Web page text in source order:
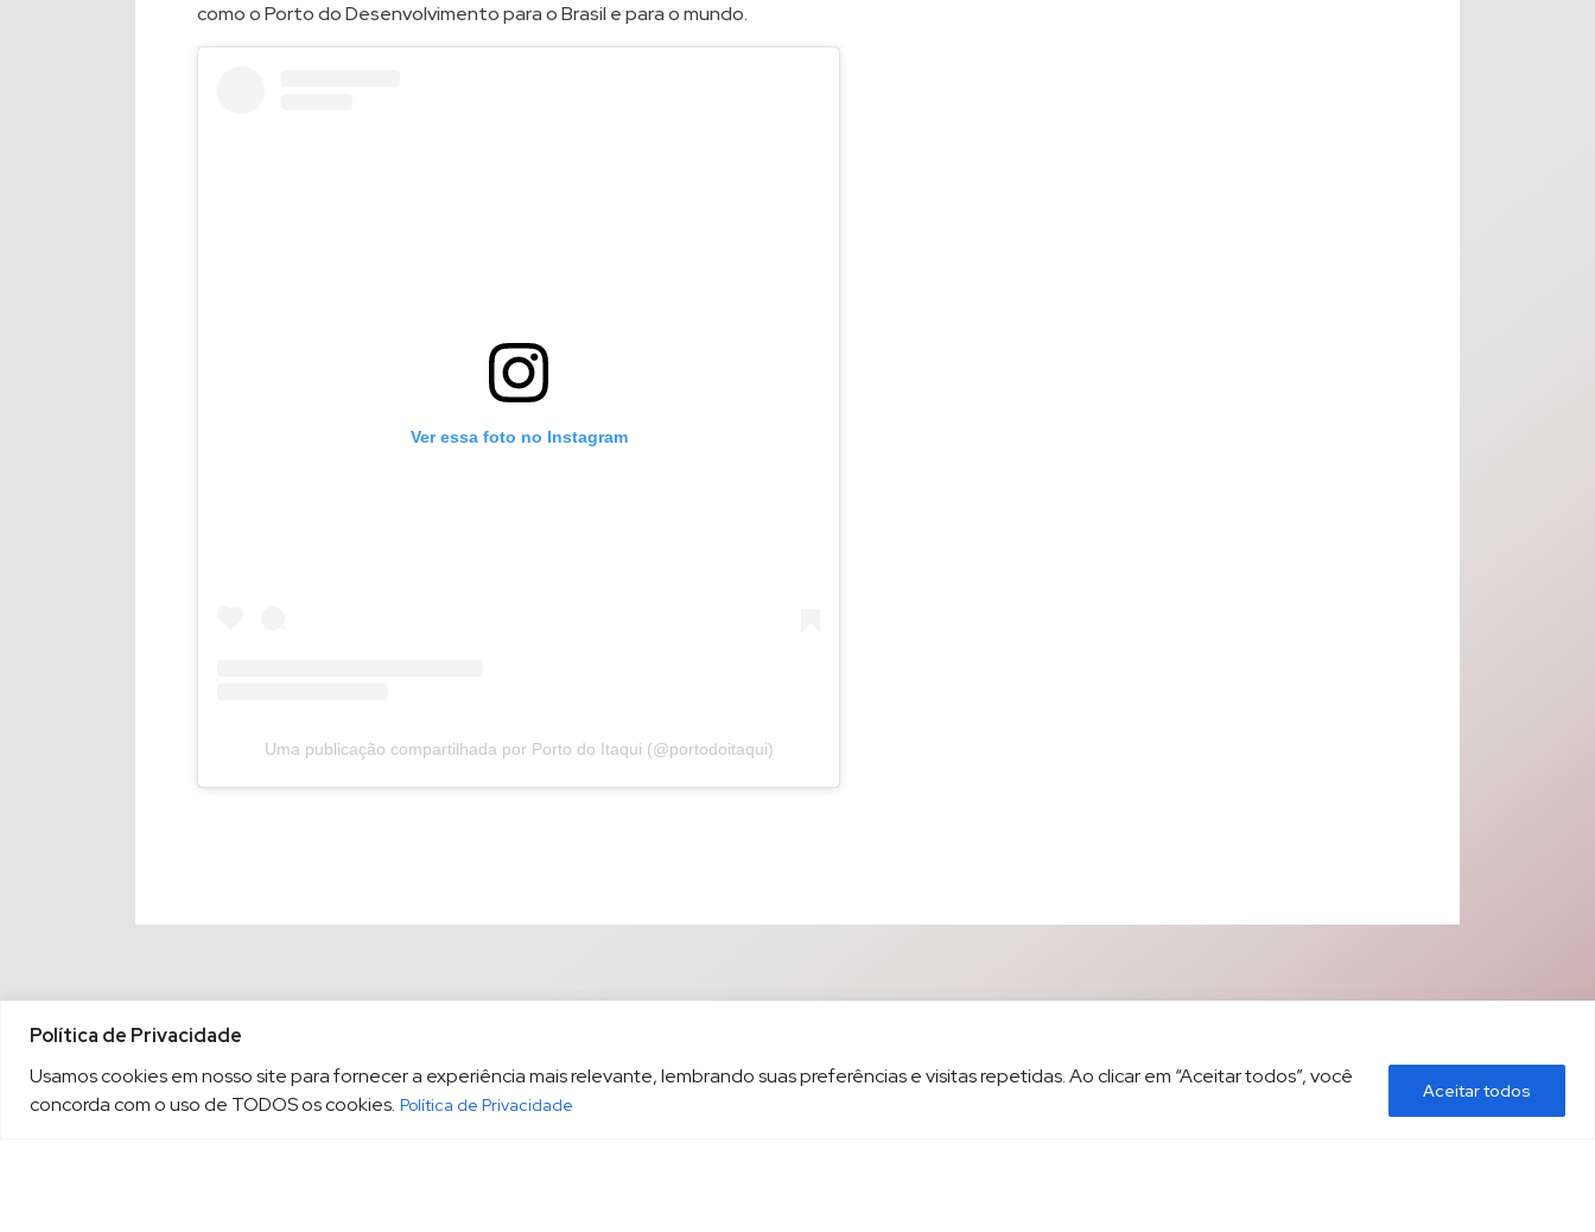
Política de Privacidade
Usamos cookies em nosso site para fornecer a experiência mais relevante, lembrando suas preferências e visitas repetidas. Ao clicar em “Aceitar todos”, você
concorda com o uso de TODOS os cookies. Política de Privacidade
Aceitar todos
como o Porto do Desenvolvimento para o Brasil e para o mundo.
Ver essa foto no Instagram
Uma publicação compartilhada por Porto do Itaqui (@portodoitaqui)